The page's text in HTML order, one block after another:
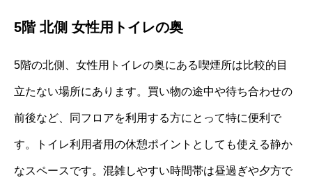
5階 北側 女性用トイレの奥
5階の北側、女性用トイレの奥にある喫煙所は比較的目
立たない場所にあります。買い物の途中や待ち合わせの
前後など、同フロアを利用する方にとって特に便利で
す。トイレ利用者用の休憩ポイントとしても使える静か
なスペースです。混雑しやすい時間帯は昼過ぎや夕方で